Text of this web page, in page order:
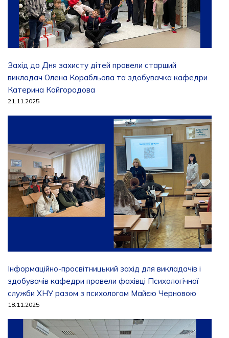
Захід до Дня захисту дітей провели старший
викладач Олена Корабльова та здобувачка кафедри
Катерина Кайгородова
21.11.2025
Інформаційно-просвітницький захід для викладачів і
здобувачів кафедри провели фахівці Психологічної
служби ХНУ разом з психологом Майєю Черновою
18.11.2025